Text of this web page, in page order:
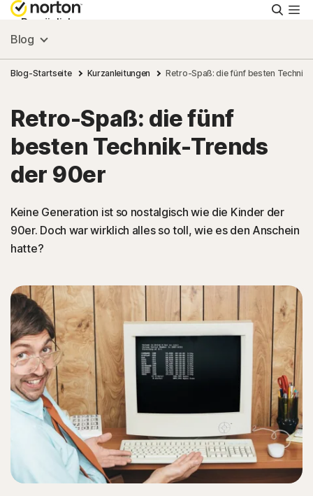
Persönlich
Small Business
Ressourcen
Support
Deutschland
Einloggen
Blog
Blog-Startseite Kurzanleitungen Retro-Spaß: die fünf besten
Retro-Spaß: die fünf
besten Technik-Trends
der 90er
Keine Generation ist so nostalgisch wie die Kinder der
90er. Doch war wirklich alles so toll, wie es den Anschein
hatte?